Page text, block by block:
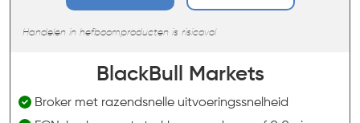
Handelen in hefboomproducten is risicovol
BlackBull Markets
Broker met razendsnelle uitvoeringssnelheid